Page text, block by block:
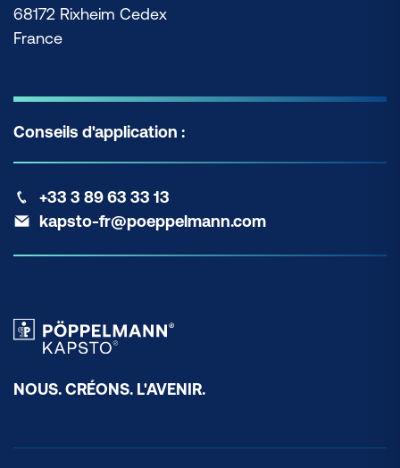
68172 Rixheim Cedex
France
Conseils d'application :
+33 3 89 63 33 13
kapsto-fr@poeppelmann.com
NOUS. CRÉONS. L'AVENIR.